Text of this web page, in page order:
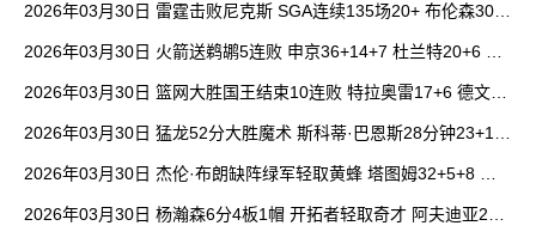
2026年03月30日 雷霆击败尼克斯 SGA连续135场20+ 布伦森30分
2026年03月30日 火箭送鹈鹕5连败 申京36+14+7 杜兰特20+6 锡
2026年03月30日 篮网大胜国王结束10连败 特拉奥雷17+6 德文·
2026年03月30日 猛龙52分大胜魔术 斯科蒂·巴恩斯28分钟23+15
2026年03月30日 杰伦·布朗缺阵绿军轻取黄蜂 塔图姆32+5+8 普
2026年03月30日 杨瀚森6分4板1帽 开拓者轻取奇才 阿夫迪亚20+